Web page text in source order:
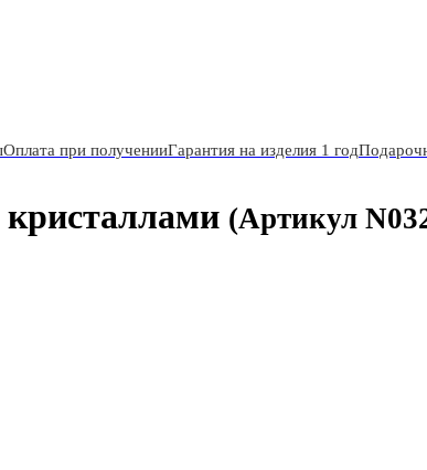
Оплата при полученииГарантия на изделия 1 год
(Артикул